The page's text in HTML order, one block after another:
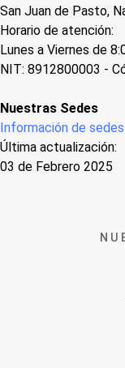
San Juan de Pasto,
Horario de atención:
Lunes a Viernes de
NIT: 8912800003 -
Nuestras Sedes
Información de sedes
Última actualización:
03 de Febrero 2025